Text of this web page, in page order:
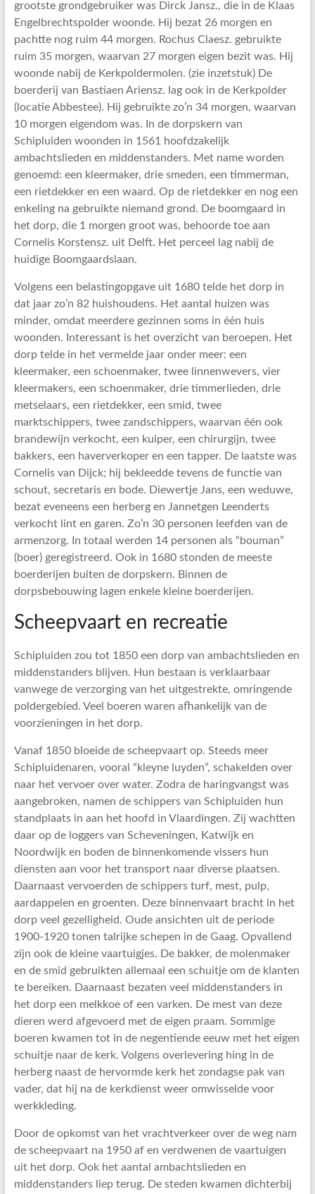
grootste grondgebruiker was Dirck Jansz., die in de Klaas
Engelbrechtspolder woonde. Hij bezat 26 morgen en
pachtte nog ruim 44 morgen. Rochus Claesz. gebruikte
ruim 35 morgen, waarvan 27 morgen eigen bezit was. Hij
woonde nabij de Kerkpoldermolen. (zie inzetstuk) De
boerderij van Bastiaen Ariensz. lag ook in de Kerkpolder
(locatie Abbestee). Hij gebruikte zo’n 34 morgen, waarvan
10 morgen eigendom was. In de dorpskern van
Schipluiden woonden in 1561 hoofdzakelijk
ambachtslieden en middenstanders. Met name worden
genoemd: een kleermaker, drie smeden, een timmerman,
een rietdekker en een waard. Op de rietdekker en nog een
enkeling na gebruikte niemand grond. De boomgaard in
het dorp, die 1 morgen groot was, behoorde toe aan
Cornelis Korstensz. uit Delft. Het perceel lag nabij de
huidige Boomgaardslaan.
Volgens een belastingopgave uit 1680 telde het dorp in
dat jaar zo’n 82 huishoudens. Het aantal huizen was
minder, omdat meerdere gezinnen soms in één huis
woonden. Interessant is het overzicht van beroepen. Het
dorp telde in het vermelde jaar onder meer: een
kleermaker, een schoenmaker, twee linnenwevers, vier
kleermakers, een schoenmaker, drie timmerlieden, drie
metselaars, een rietdekker, een smid, twee
marktschippers, twee zandschippers, waarvan één ook
brandewijn verkocht, een kuiper, een chirurgijn, twee
bakkers, een haververkoper en een tapper. De laatste was
Cornelis van Dijck; hij bekleedde tevens de functie van
schout, secretaris en bode. Diewertje Jans, een weduwe,
bezat eveneens een herberg en Jannetgen Leenderts
verkocht lint en garen. Zo’n 30 personen leefden van de
armenzorg. In totaal werden 14 personen als “bouman”
(boer) geregistreerd. Ook in 1680 stonden de meeste
boerderijen buiten de dorpskern. Binnen de
dorpsbebouwing lagen enkele kleine boerderijen.
Scheepvaart en recreatie
Schipluiden zou tot 1850 een dorp van ambachtslieden en
middenstanders blijven. Hun bestaan is verklaarbaar
vanwege de verzorging van het uitgestrekte, omringende
poldergebied. Veel boeren waren afhankelijk van de
voorzieningen in het dorp.
Vanaf 1850 bloeide de scheepvaart op. Steeds meer
Schipluidenaren, vooral “kleyne luyden”, schakelden over
naar het vervoer over water. Zodra de haringvangst was
aangebroken, namen de schippers van Schipluiden hun
standplaats in aan het hoofd in Vlaardingen. Zij wachtten
daar op de loggers van Scheveningen, Katwijk en
Noordwijk en boden de binnenkomende vissers hun
diensten aan voor het transport naar diverse plaatsen.
Daarnaast vervoerden de schippers turf, mest, pulp,
aardappelen en groenten. Deze binnenvaart bracht in het
dorp veel gezelligheid. Oude ansichten uit de periode
1900-1920 tonen talrijke schepen in de Gaag. Opvallend
zijn ook de kleine vaartuigjes. De bakker, de molenmaker
en de smid gebruikten allemaal een schuitje om de klanten
te bereiken. Daarnaast bezaten veel middenstanders in
het dorp een melkkoe of een varken. De mest van deze
dieren werd afgevoerd met de eigen praam. Sommige
boeren kwamen tot in de negentiende eeuw met het eigen
schuitje naar de kerk. Volgens overlevering hing in de
herberg naast de hervormde kerk het zondagse pak van
vader, dat hij na de kerkdienst weer omwisselde voor
werkkleding.
Door de opkomst van het vrachtverkeer over de weg nam
de scheepvaart na 1950 af en verdwenen de vaartuigen
uit het dorp. Ook het aantal ambachtslieden en
middenstanders liep terug. De steden kwamen dichterbij